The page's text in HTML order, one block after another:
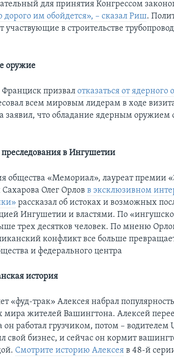
для принятия Конгрессом
дорого им обойдется», – сказал Риш.
участвующие в строительстве
оружие
призвалотказаться от ядерного
всем мировым лидерам в ходе
заявил, что обладание ядерным оружием
в Ингушетии
общества «Мемориал», лауреат премии
Олег Орловв эксклюзивном
рассказал об истоках и возможных
Ингушетии и властями. По
трех десятков человек. По мненю
конфликт все больше
и федерального центра
история
«фуд-трак» Алексея набрал
мира жителей Вашингтона. Алексей
он работал грузчиком, потом – водителем
свой бизнес, и сейчас он кормит
Смотрите историю Алексея в 48-й